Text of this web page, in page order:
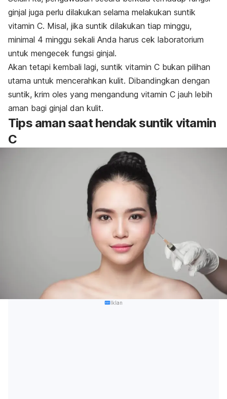
ginjal juga perlu dilakukan selama melakukan suntik
vitamin C. Misal, jika suntik dilakukan tiap minggu,
minimal 4 minggu sekali Anda harus cek laboratorium
untuk mengecek fungsi ginjal.
Akan tetapi kembali lagi, suntik vitamin C bukan pilihan
utama untuk mencerahkan kulit. Dibandingkan dengan
suntik, krim oles yang mengandung vitamin C jauh lebih
aman bagi ginjal dan kulit.
Tips aman saat hendak suntik vitamin
C
Iklan